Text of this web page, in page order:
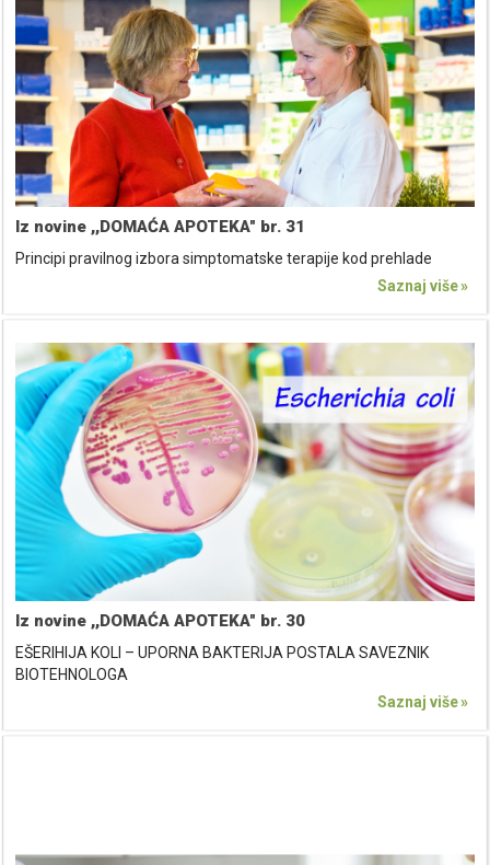
Iz novine ,,DOMAĆA APOTEKA" br. 31
Principi pravilnog izbora simptomatske terapije kod prehlade
Saznaj više
Iz novine ,,DOMAĆA APOTEKA" br. 30
EŠERIHIJA KOLI – UPORNA BAKTERIJA POSTALA SAVEZNIK
BIOTEHNOLOGA
Saznaj više